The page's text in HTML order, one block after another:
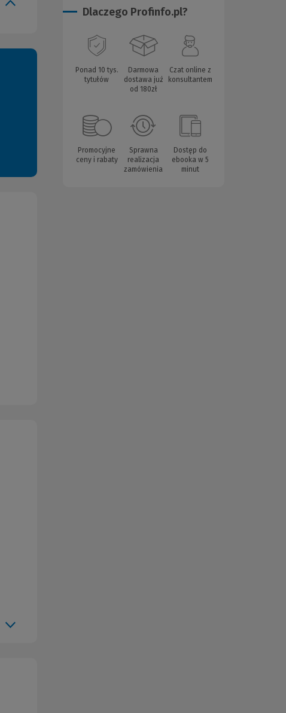
Dlaczego Profinfo.pl?
Ponad 10 tys.
tytułów
Darmowa
dostawa już
od 180zł
Czat online z
konsultantem
Promocyjne
ceny i rabaty
Sprawna
realizacja
zamówienia
Dostęp do
ebooka w 5
minut